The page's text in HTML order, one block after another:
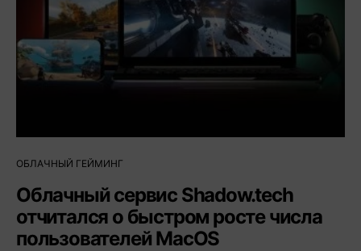
ОБЛАЧНЫЙ ГЕЙМИНГ
Облачный сервис Shadow.tech
отчитался о быстром росте числа
пользователей MacOS